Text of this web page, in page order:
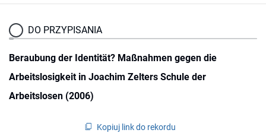
DO PRZYPISANIA
Beraubung der Identität? Maßnahmen gegen die
Arbeitslosigkeit in Joachim Zelters Schule der
Arbeitslosen (2006)
Kopiuj link do rekordu